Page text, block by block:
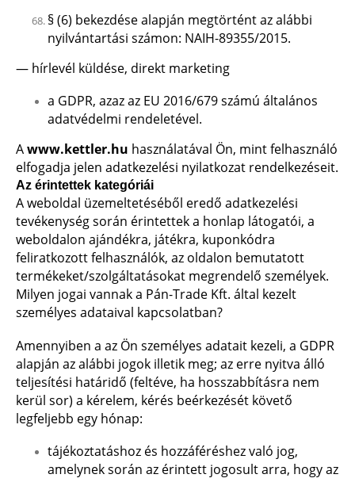
§ (6) bekezdése alapján megtörtént az alábbi
nyilvántartási számon: NAIH-89355/2015.
— hírlevél küldése, direkt marketing
a GDPR, azaz az EU 2016/679 számú általános
adatvédelmi rendeletével.
Awww.kettler.hu használatával Ön, mint felhasználó
elfogadja jelen adatkezelési nyilatkozat rendelkezéseit.
Az érintettek kategóriái
A weboldal üzemeltetéséből eredő adatkezelési
tevékenység során érintettek a honlap látogatói, a
weboldalon ajándékra, játékra, kuponkódra
feliratkozott felhasználók, az oldalon bemutatott
termékeket/szolgáltatásokat megrendelő személyek.
Milyen jogai vannak a Pán-Trade Kft. által kezelt
személyes adataival kapcsolatban?
Amennyiben a az Ön személyes adatait kezeli, a GDPR
alapján az alábbi jogok illetik meg; az erre nyitva álló
teljesítési határidő (feltéve, ha hosszabbításra nem
kerül sor) a kérelem, kérés beérkezését követő
legfeljebb egy hónap:
tájékoztatáshoz és hozzáféréshez való jog,
amelynek során az érintett jogosult arra, hogy az